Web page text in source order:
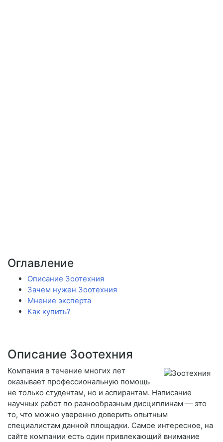
Оглавление
Описание Зоотехния
Зачем нужен Зоотехния
Мнение эксперта
Как купить?
Описание Зоотехния
Компания в течение многих лет
оказывает профессиональную помощь
не только студентам, но и аспирантам. Написание
научных работ по разнообразным дисциплинам — это
то, что можно уверенно доверить опытным
специалистам данной площадки. Самое интересное, на
сайте компании есть один привлекающий внимание